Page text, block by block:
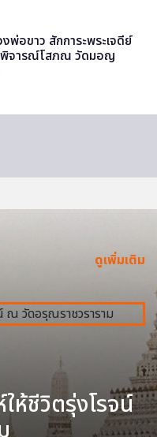
พ่อขาว สักการะพระเจดีย์
จารณ์โสภณ วัดมอญ
ดูเพิ่มเติม
ให้ชีวิตรุ่งโรจน์